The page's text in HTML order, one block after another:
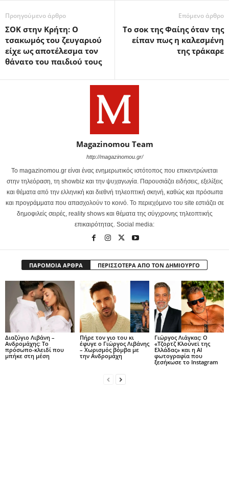
Προηγούμενο άρθρο
ΣΟΚ στην Κρήτη: Ο
τσακωμός του ζευγαριού
είχε ως αποτέλεσμα τον
θάνατο του παιδιού τους
Επόμενο άρθρο
Το σοκ της Φαίης όταν της
είπαν πως η καλεσμένη
της τράκαρε
Magazinomou Team
http://magazinomou.gr/
Το magazinomou.gr είναι ένας ενημερωτικός ιστότοπος που επικεντρώνεται
στην τηλεόραση, τη showbiz και την ψυχαγωγία. Παρουσιάζει ειδήσεις, εξελίξεις
και θέματα από την ελληνική και διεθνή τηλεοπτική σκηνή, καθώς και πρόσωπα
και προγράμματα που απασχολούν το κοινό. Το περιεχόμενο του site εστιάζει σε
δημοφιλείς σειρές, reality shows και θέματα της σύγχρονης τηλεοπτικής
επικαιρότητας. Social media:
ΠΑΡΟΜΟΙΑ ΑΡΘΡΑ ΠΕΡΙΣΣΟΤΕΡΑ ΑΠΟ ΤΟΝ ΔΗΜΙΟΥΡΓΟ
Διαζύγιο Λιβάνη –
Ανδρομάχης: Το
πρόσωπο-κλειδί που
μπήκε στη μέση
Πήρε τον γιο του κι
έφυγε ο Γιώργος Λιβάνης
– Χωρισμός βόμβα με
την Ανδρομάχη
Γιώργος Λιάγκας: Ο
«Τζορτζ Κλούνεϊ της
Ελλάδας» και η AI
φωτογραφία που
ξεσήκωσε το Instagram